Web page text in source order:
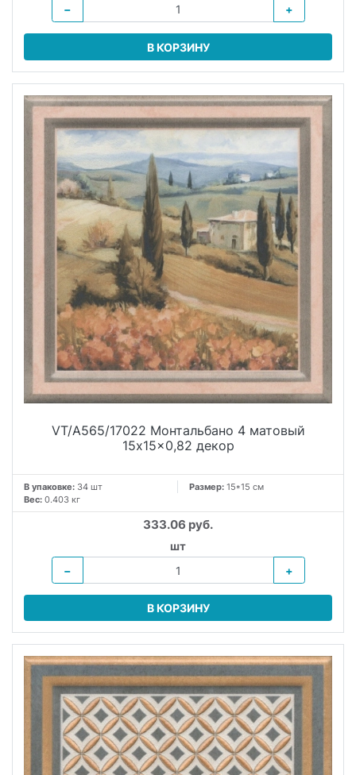
−
+
В КОРЗИНУ
VT/A565/17022 Монтальбано 4 матовый
15x15x0,82 декор
В упаковке: 34 шт Размер: 15*15 см
Вес: 0.403 кг
333.06 руб.
шт
−
+
В КОРЗИНУ